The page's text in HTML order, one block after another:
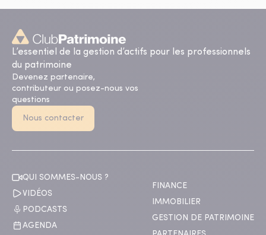
L’essentiel de la gestion d’actifs pour les professionnels
du patrimoine
Devenez partenaire,
contributeur ou posez-nous vos
questions
Nous contacter
QUI SOMMES-NOUS ?
VIDÉOS
PODCASTS
AGENDA
FINANCE
IMMOBILIER
GESTION DE PATRIMOINE